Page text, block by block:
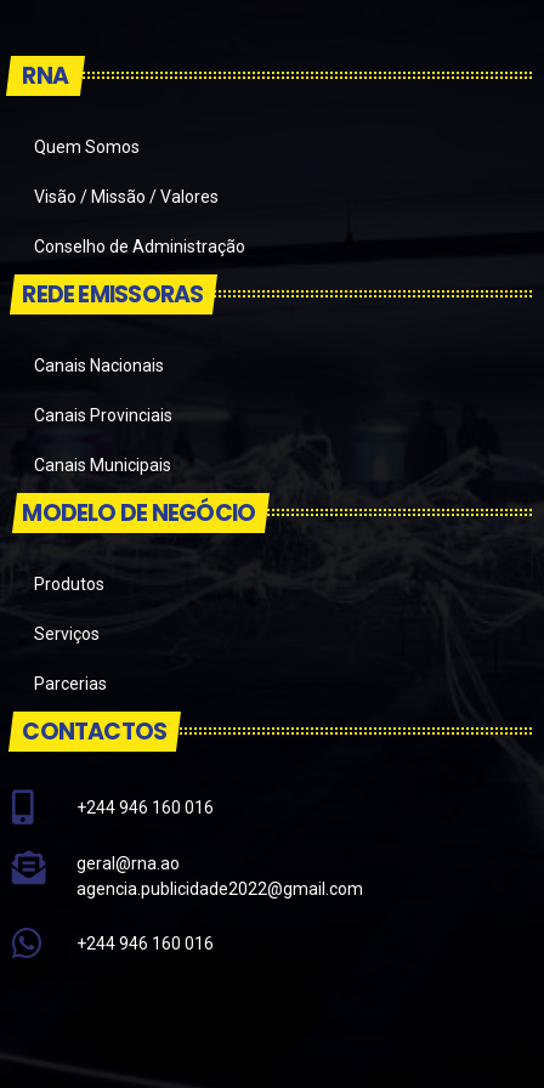
RNA
Quem Somos
Visão / Missão / Valores
Conselho de Administração
REDE EMISSORAS
Canais Nacionais
Canais Provinciais
Canais Municipais
MODELO DE NEGÓCIO
Produtos
Serviços
Parcerias
CONTACTOS
+244 946 160 016
geral@rna.ao
agencia.publicidade2022@gmail.com
+244 946 160 016